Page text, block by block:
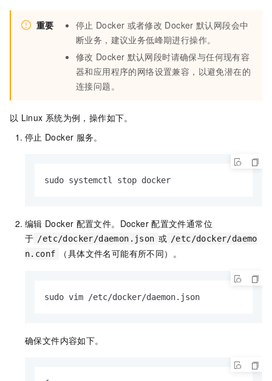
重要 停止 Docker 或者修改 Docker 默认网段会中
断业务，建议业务低峰期进行操作。
修改 Docker 默认网段时请确保与任何现有容
器和应用程序的网络设置兼容，以避免潜在的
连接问题。
以 Linux 系统为例，操作如下。
停止 Docker 服务。
sudo systemctl stop docker
编辑 Docker 配置文件。Docker 配置文件通常位
于 /etc/docker/daemon.json 或 /etc/docker/daemo
n.conf
（具体文件名可能有所不同）。
sudo vim /etc/docker/daemon.json
确保文件内容如下。